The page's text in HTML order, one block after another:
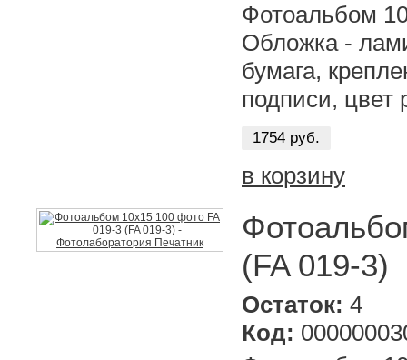
Фотоальбом
Обложка -
бумага,
подписи, цвет
1754 руб.
в корзину
(FA 019-3)
Остаток: 4
Код: